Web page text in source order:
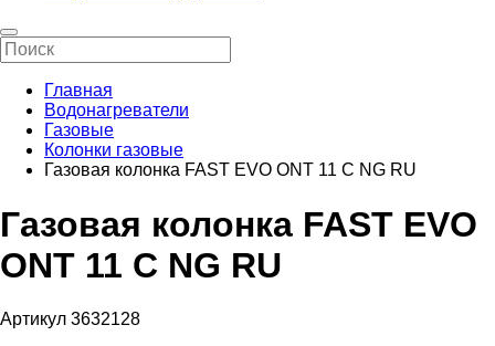
Главная
Водонагреватели
Газовые
Колонки газовые
Газовая колонка FAST EVO ONT 11 С NG RU
Газовая колонка FAST EVO
ONT 11 С NG RU
Артикул 3632128